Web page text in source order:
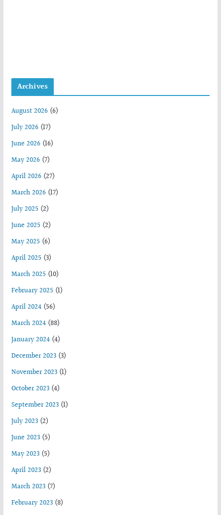
Archives
August 2026(6)
July 2026(17)
June 2026(16)
May 2026(7)
April 2026(27)
March 2026(17)
July 2025 (2)
June 2025 (2)
May 2025 (6)
April 2025 (3)
March 2025 (10)
February 2025 (1)
April 2024(56)
March 2024(88)
January 2024(4)
December 2023(3)
November 2023(1)
October 2023(4)
September 2023(1)
July 2023(2)
June 2023(5)
May 2023(5)
April 2023(2)
March 2023(7)
February 2023(8)